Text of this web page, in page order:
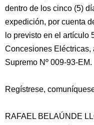
dentro de los cinco (5)
expedición, por cuenta
lo previsto en el artículo
Concesiones Eléctricas,
Supremo Nº 009-93-EM.
Regístrese,
RAFAEL BELAÚNDE